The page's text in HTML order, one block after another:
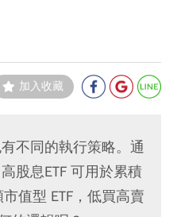
加入收藏
不同的執行策略。通
股息ETF 可用於累積
值型 ETF，低買高賣